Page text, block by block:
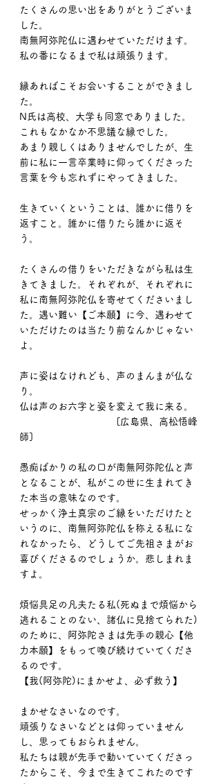
たくさんの思い出をありがとうございま
した。
南無阿弥陀仏に遇わせていただけます。
私の番になるまで私は頑張ります。
縁あればこそお会いすることができまし
た。
N氏は高校、大学も同窓でありました。
これもなかなか不思議な縁でした。
あまり親しくはありませんでしたが、生
前に私に一言卒業時に仰ってくださった
言葉を今も忘れずにやってきました。
生きていくということは、誰かに借りを
返すこと。誰かに借りたら誰かに返そ
う。
たくさんの借りをいただきながら私は生
きてきました。それぞれが、それぞれに
私に南無阿弥陀仏を寄せてくださいまし
た。遇い難い【ご本願】に今、遇わせて
いただけたのは当たり前なんかじゃない
よ。
声に姿はなけれども、声のまんまが仏な
り。
仏は声のお六字と姿を変えて我に来る。
師]
愚痴ばかりの私の口が南無阿弥陀仏と声
となることが、私がこの世に生まれてき
た本当の意味なのです。
せっかく浄土真宗のご縁をいただけたと
いうのに、南無阿弥陀仏を称える私にな
れなかったら、どうしてご先祖さまがお
喜びくださるのでしょうか。悲しまれま
すよ。
煩悩具足の凡夫たる私(死ぬまで煩悩から
逃れることのない、諸仏に見捨てられた)
のために、阿弥陀さまは先手の親心【他
力本願】をもって喚び続けていてくださ
るのです。
【我(阿弥陀)にまかせよ、必ず救う】
まかせなさいなのです。
頑張りなさいなどとは仰っていません
し、思ってもおられません。
私たちは親が先手で動いていてくださっ
たからこそ、今まで生きてこれたのです